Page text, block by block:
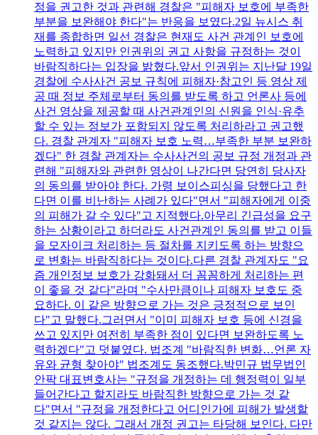
정을 권고한 것과 관련해 경찰은 "피해자 보호에 부족한
부분을 보완해야 한다"는 반응을 보였다.2일 뉴시스 취
재를 종합하면 일선 경찰은 현재도 사건 관계인 보호에
노력하고 있지만 인권위의 권고 사항을 규정하는 것이
바람직하다는 입장을 밝혔다.앞서 인권위는 지난달 19일
경찰에 수사사건 공보 규칙에 피해자·참고인 등 영상 제
공 때 정보 주체로부터 동의를 받도록 하고 언론사 등에
사건 영상을 제공할 때 사건관계인의 신원을 인식·유추
할 수 있는 정보가 포함되지 않도록 처리하라고 권고했
다. 경찰 관계자 "피해자 보호 노력…부족한 부분 보완하
겠다" 한 경찰 관계자는 수사사건의 공보 규정 개정과 관
련해 "피해자와 관련한 영상이 나간다면 당연히 당사자
의 동의를 받아야 한다. 가령 보이스피싱을 당했다고 한
다면 이를 비난하는 사례가 있다"면서 "피해자에게 이중
의 피해가 갈 수 있다"고 지적했다.아무리 긴급성을 요구
하는 상황이라고 하더라도 사건관계인 동의를 받고 이들
을 모자이크 처리하는 등 절차를 지키도록 하는 방향으
로 변화는 바람직하다는 것이다.다른 경찰 관계자도 "요
즘 개인정보 보호가 강화돼서 더 꼼꼼하게 처리하는 편
이 좋을 것 같다"라며 "수사만큼이나 피해자 보호도 중
요하다. 이 같은 방향으로 가는 것은 긍정적으로 보인
다"고 말했다.그러면서 "이미 피해자 보호 등에 신경을
쓰고 있지만 여전히 부족한 점이 있다면 보완하도록 노
력하겠다"고 덧붙였다. 법조계 "바람직한 변화…언론 자
유와 균형 찾아야" 법조계도 동조했다.박민규 법무법인
안팍 대표변호사는 "규정을 개정하는 데 행정력이 일부
들어간다고 할지라도 바람직한 방향으로 가는 것 같
다"면서 "규정을 개정한다고 어디인가에 피해가 발생할
것 같지는 않다. 그래서 개정 권고는 타당해 보인다. 다만